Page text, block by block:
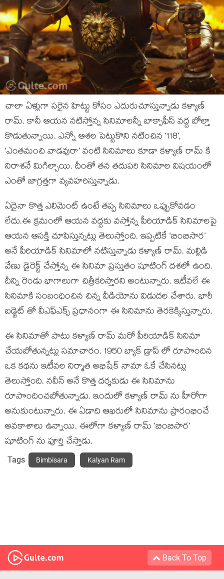
చాలా ఏళ్లుగా సరైన హిట్టు కోసం ఎదురుచూస్తున్నాడు కళ్యాణ్
రామ్. కానీ ఆయన నటిస్తోన్న సినిమాలన్నీ బాక్సాఫీస్ వద్ద బోల్తా
కొడుతున్నాయి. ఎన్నో ఆశల పెట్టుకొని నటించిన ‘118’,
‘ఎంతమంచి వాడవురా’ వంటి సినిమాలు కూడా కళ్యాణ్ రామ్ కి
నిరాశనే మిగిల్చాయి. దీంతో తన తదుపరి సినిమాల విషయంలో
ఎంతో జాగ్రత్తగా వ్యవహరిస్తున్నాడు.
ఏదైనా కొత్త ఎలిమెంట్ ఉంటే తప్ప సినిమాలు ఒప్పుకోవడం
లేదు.ఈ క్రమంలో ఆయన వద్దకు వస్తోన్న పీరియాడిక్ సినిమాలపై
ఆయన ఆసక్తి చూపిస్తున్నట్లు తెలుస్తోంది. ఇప్పటికే ‘బింబిసార’
అనే పీరియాడిక్ సినిమాలో నటిస్తున్నాడు కళ్యాణ్ రామ్. మల్లిడి
వేణు డైరెక్ట్ చేస్తోన్న ఈ సినిమా ప్రస్తుతం షూటింగ్ దశలో ఉంది.
దీన్ని రెండు భాగాలుగా చిత్రీకరిస్తారని అంటున్నారు. ఇటీవలే ఈ
సినిమాకి సంబంధించిన చిన్న వీడియోను విడుదల చేశారు. భారీ
బడ్జెట్ తో వీఎఫ్ఎక్స్ ప్రధానంగా ఈ సినిమాను తెరకెక్కిస్తున్నారు.
ఈ సినిమాతో పాటు కళ్యాణ్ రామ్ మరో పీరియాడిక్ సినిమా
చేయబోతున్నట్లు సమాచారం. 1950 బ్యాక్ డ్రాప్ లో రూపొందిన
ఒక కథను ఇటీవల నిర్మాత అభిషేక్ నామా ఓకే చేసినట్లు
తెలుస్తోంది. నవీన్ అనే కొత్త దర్శకుడు ఈ సినిమాను
రూపొందించబోతున్నాడు. ఇందులో కళ్యాణ్ రామ్ ను హీరోగా
అనుకుంటున్నారు. ఈ ఏడాది ఆఖరులో సినిమాను ప్రారంభించే
అవకాశాలు ఉన్నాయి. ఈలోగా కళ్యాణ్ రామ్ ‘బింబిసార’
షూటింగ్ ను పూర్తి చేస్తాడు.
Tags Bimbisara Kalyan Ram
Back To Top